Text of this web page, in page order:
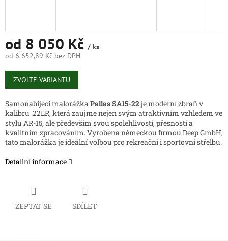
od 8 050 Kč / ks
od 6 652,89 Kč bez DPH
Měrná
cena:
ZVOLTE VARIANTU
Samonabíjecí malorážkaPallas SA15-22je moderní zbraň v
kalibru .22LR, která zaujme nejen svým atraktivním vzhledem ve
stylu AR-15, ale především svou spolehlivostí, přesností a
kvalitním zpracováním. Vyrobena německou firmou Deep GmbH,
tato malorážka je ideální volbou pro rekreační i sportovní střelbu.
Detailní informace
ZEPTAT SE SDÍLET